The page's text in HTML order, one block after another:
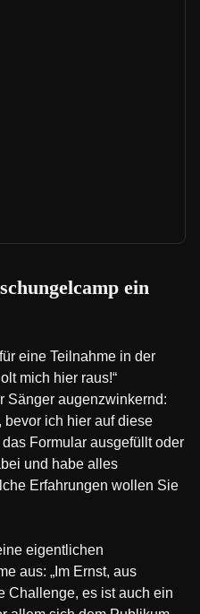
ein
eine Teilnahme in der
mich hier raus!“
Sänger augenzwinkernd:
bevor ich hier auf diese
Formular ausgefüllt oder
und habe alles
Erfahrungen wollen Sie
eigentlichen
aus: „Im Ernst, aus
Challenge, es ist auch ein